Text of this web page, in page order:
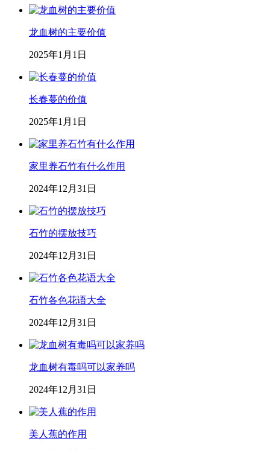
龙血树的主要价值
2025年1月1日
长春蔓的价值
2025年1月1日
家里养石竹有什么作用
2024年12月31日
石竹的摆放技巧
2024年12月31日
石竹各色花语大全
2024年12月31日
龙血树有毒吗可以家养吗
2024年12月31日
美人蕉的作用